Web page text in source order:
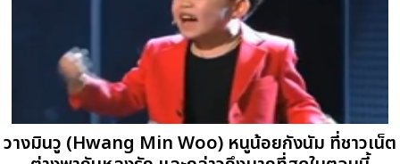
วางมินวู (Hwang Min Woo) หนูน้อยกังนัม ที่ชาวเน็ต